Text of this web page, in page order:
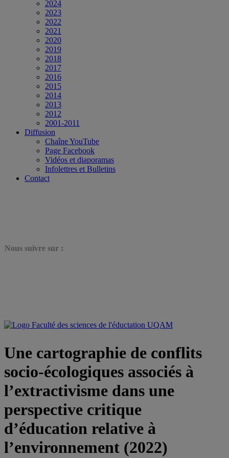
2024
2023
2022
2021
2020
2019
2018
2017
2016
2015
2014
2013
2012
2001-2011
Diffusion
Chaîne YouTube
Page Facebook
Vidéos et diaporamas
Infolettres et Bulletins
Contact
Nous suivre sur :
Une cartographie de conflits
socio-écologiques associés à
l’extractivisme dans une
perspective critique
d’éducation relative à
l’environnement (2022)